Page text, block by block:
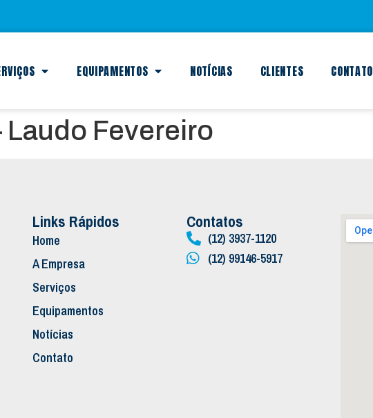
EQUIPAMENTOS NOTÍCIAS CLIENTES CONTATO
Laudo Fevereiro
Links Rápidos
Home
A Empresa
Serviços
Equipamentos
Notícias
Contato
Contatos
(12) 3937-1120
(12) 99146-5917